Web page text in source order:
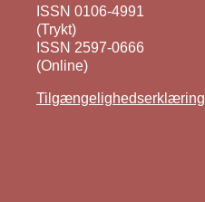
ISSN 0106-4991
(Trykt)
ISSN 2597-0666
(Online)
Tilgængelighedserklæring